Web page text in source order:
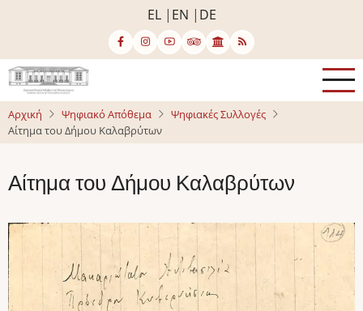
κυρίως
περιεχόμενο
EL EN DE
Αρχική Ψηφιακό Απόθεμα
Ψηφιακές Συλλογές
Αίτημα του Δήμου Καλαβρύτων
Αίτημα του Δήμου Καλαβρύτων
Image